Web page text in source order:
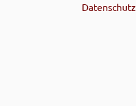
Datenschutz